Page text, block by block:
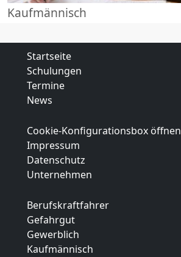
Kaufmännisch
Startseite
Schulungen
Termine
News
Cookie-Konfigurationsbox öffnen
Impressum
Datenschutz
Unternehmen
Berufskraftfahrer
Gefahrgut
Gewerblich
Kaufmännisch